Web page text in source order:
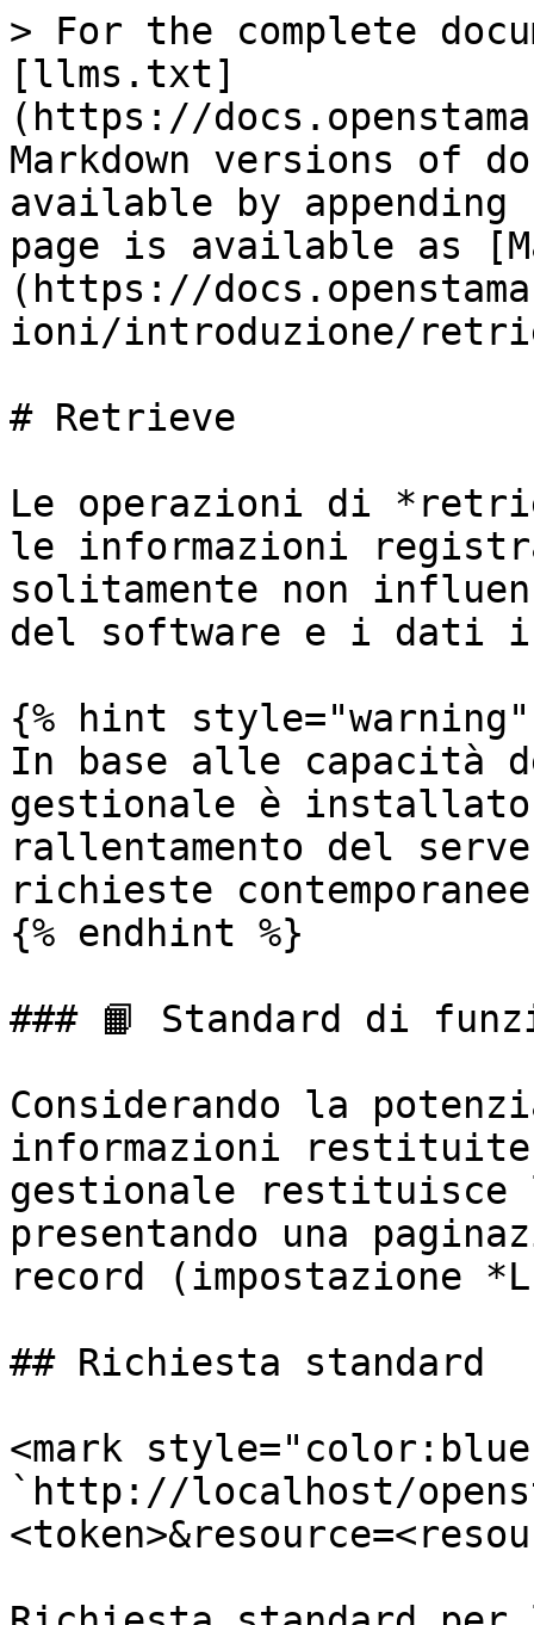
> For the complete
[llms.txt]
(https://
Markdown versions of
available by
page is available as
(https://
ioni/introduzione/
# Retrieve
Le operazioni di
le informazioni
solitamente non
del software e i dati
{% hint style="warning"
In base alle
gestionale è
rallentamento del
richieste
{% endhint %}
### 📙 Standard di
Considerando la
informazioni
gestionale
presentando una
record (impostazione
## Richiesta standard
<mark
`http://localhost/